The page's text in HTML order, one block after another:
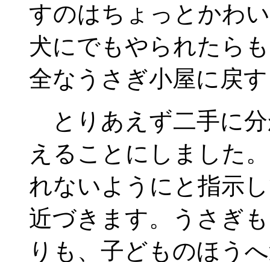
すのはちょっとかわ
犬にでもやられたら
全なうさぎ小屋に戻
とりあえず二手に
えることにしました
れないようにと指示
近づきます。うさぎ
りも、子どものほう